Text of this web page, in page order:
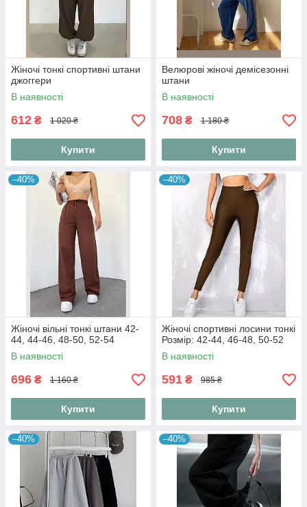
Жіночі тонкі спортивні штани
джоггери
В наявності
612 ₴ 1 020 ₴
Купити
Велюрові жіночі демісезонні
штани
В наявності
708 ₴ 1 180 ₴
Купити
–40%
Жіночі вільні тонкі штани 42-
44, 44-46, 48-50, 52-54
В наявності
696 ₴ 1 160 ₴
Купити
–40%
Жіночі спортивні лосини тонкі
Розмір: 42-44, 46-48, 50-52
В наявності
591 ₴ 985 ₴
Купити
–40% –40%